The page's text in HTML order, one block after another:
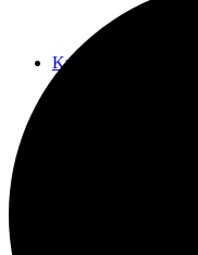
Kur & Tourismus